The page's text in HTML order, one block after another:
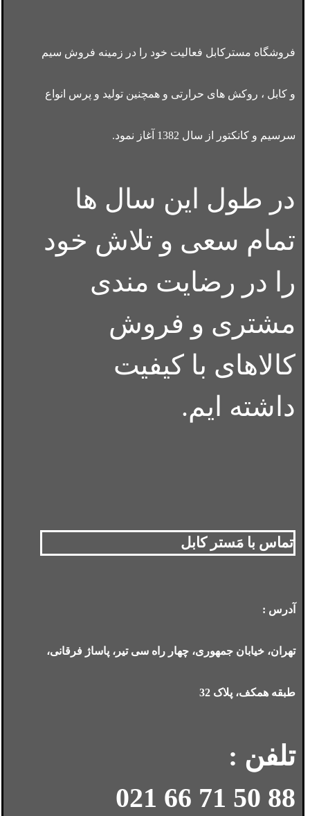
فروشگاه مسترکابل فعالیت خود را در زمینه فروش سیم
و کابل ، روکش های حرارتی و همچنین تولید و پرس انواع
سرسیم و کانکتور از سال 1382 آغاز نمود.
در طول این سال ها
تمام سعی و تلاش خود
را در رضایت مندی
مشتری و فروش
کالاهای با کیفیت
داشته ایم.
تماس با مَستر کابل
آدرس :
تهران، خیابان جمهوری، چهار راه سی تیر، پاساژ فرقانی،
طبقه همکف، پلاک 32
تلفن :
88 50 71 66 021